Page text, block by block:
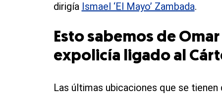
dirigía Ismael ‘El Mayo’ Zambada.
Esto sabemos de
expolicía ligado al
Las últimas ubicaciones que se tienen